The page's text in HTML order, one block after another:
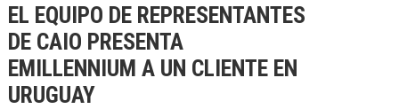
EL EQUIPO DE REPRESENTANTES
DE CAIO PRESENTA
EMILLENNIUM A UN CLIENTE EN
URUGUAY